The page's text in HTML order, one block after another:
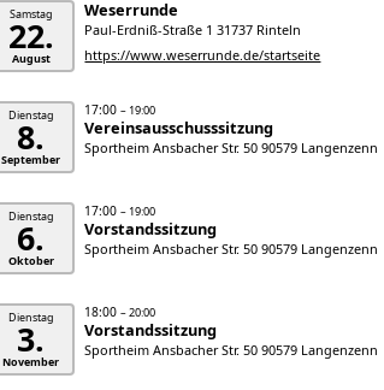
Samstag
22.
August
Weserrunde
Paul-Erdniß-Straße 1 31737 Rinteln
https://www.weserrunde.de/startseite
Dienstag
8.
September
17:00 – 19:00
Vereinsausschusssitzung
Sportheim Ansbacher Str. 50 90579 Langenzenn
Dienstag
6.
Oktober
17:00 – 19:00
Vorstandssitzung
Sportheim Ansbacher Str. 50 90579 Langenzenn
Dienstag
3.
November
18:00 – 20:00
Vorstandssitzung
Sportheim Ansbacher Str. 50 90579 Langenzenn